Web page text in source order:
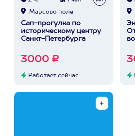
Марсово поле
Сап-прогулка по
историческому центру
Санкт-Петербурга
3000 ₽
Работает сейчас